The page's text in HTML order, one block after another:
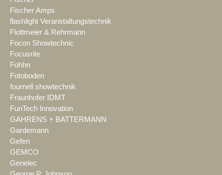
Fischer Amps
flashlight Veranstaltungstechnik
Flottmeier & Rehrmann
Focon Showtechnic
Focusrite
Fohhn
Fotoboden
fournell showtechnik
Fraunhofer IDMT
FunTech Innovation
GAHRENS + BATTERMANN
Gardemann
Gefen
GEMCO
Genelec